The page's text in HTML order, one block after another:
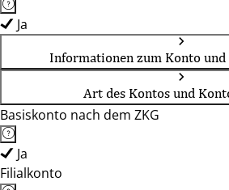
Ja
Informationen zum Konto
Art des Kontos und
Basiskonto nach dem ZKG
Ja
Filialkonto